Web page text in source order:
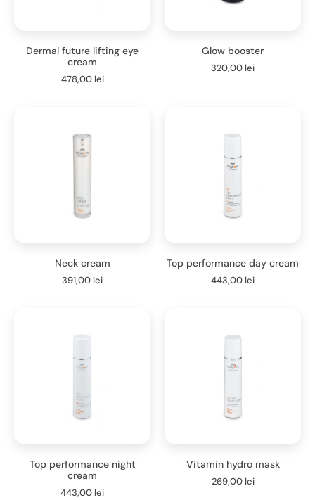
Dermal future lifting eye
cream
478,00 lei
Glow booster
320,00 lei
Neck cream
391,00 lei
Top performance day cream
443,00 lei
Top performance night
cream
443,00 lei
Vitamin hydro mask
269,00 lei